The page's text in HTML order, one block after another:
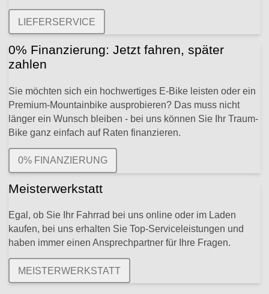
LIEFERSERVICE
0% Finanzierung: Jetzt fahren, später
zahlen
Sie möchten sich ein hochwertiges E-Bike leisten oder ein
Premium-Mountainbike ausprobieren? Das muss nicht
länger ein Wunsch bleiben - bei uns können Sie Ihr Traum-
Bike ganz einfach auf Raten finanzieren.
0% FINANZIERUNG
Meisterwerkstatt
Egal, ob Sie Ihr Fahrrad bei uns online oder im Laden
kaufen, bei uns erhalten Sie Top-Serviceleistungen und
haben immer einen Ansprechpartner für Ihre Fragen.
MEISTERWERKSTATT